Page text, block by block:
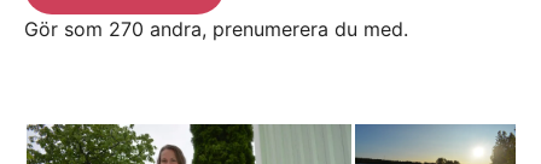
Gör som 270 andra, prenumerera du med.